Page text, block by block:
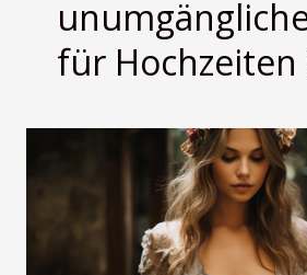
für Hochzeiten